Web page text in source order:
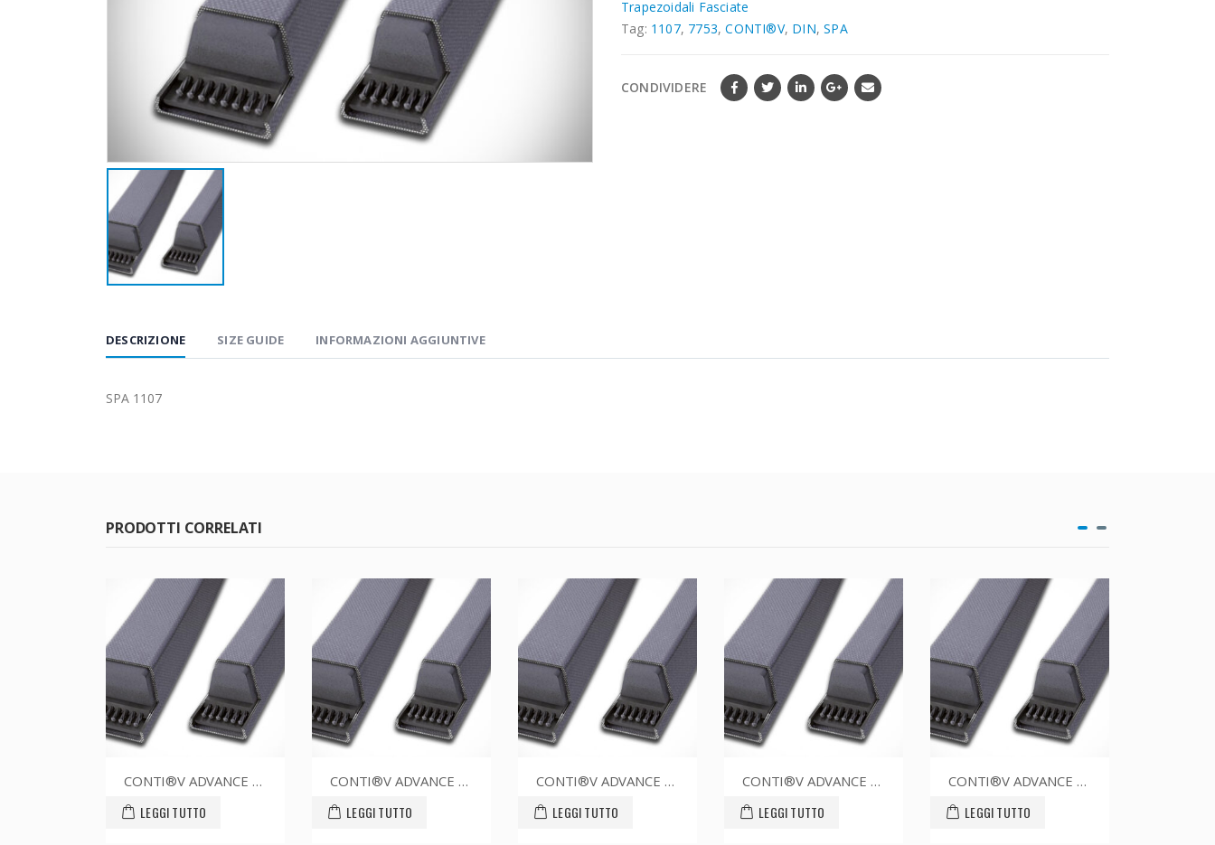
Trapezoidali Fasciate
Tag: 1107, 7753,CONTI®V, DIN,SPA
CONDIVIDERE
DESCRIZIONE SIZE GUIDE INFORMAZIONI AGGIUNTIVE
SPA 1107
PRODOTTI CORRELATI
CONTI®V ADVANCE SPZ1687CR
LEGGI TUTTO
CONTI®V ADVANCE SPZ1320CR
LEGGI TUTTO
CONTI®V ADVANCE SPZ1362CR
LEGGI TUTTO
CONTI®V ADVANCE SPZ1662CR
LEGGI TUTTO
CONTI®V ADVANCE SPZ1337CR
LEGGI TUTTO